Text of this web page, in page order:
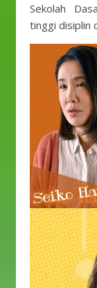
Sekolah
tinggi disiplin